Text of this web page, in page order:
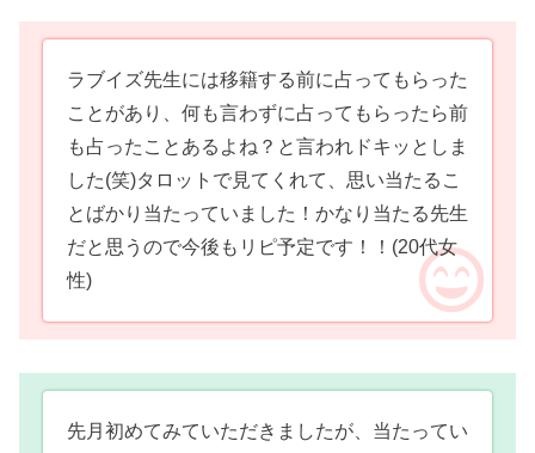
ラブイズ先生には移籍する前に占ってもらった
ことがあり、何も言わずに占ってもらったら前
も占ったことあるよね？と言われドキッとしま
した(笑)タロットで見てくれて、思い当たるこ
とばかり当たっていました！かなり当たる先生
だと思うので今後もリピ予定です！！ (20代女
性)
先月初めてみていただきましたが、当たってい